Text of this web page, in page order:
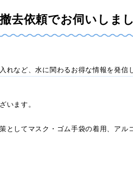
去依頼でお伺いしまし
など、水に関わるお得な情報を発信
います。
としてマスク・ゴム手袋の着用、ア